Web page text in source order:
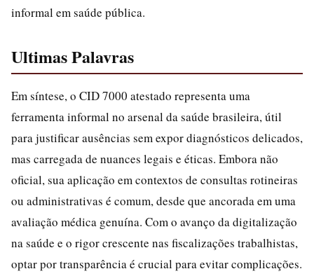
informal em saúde pública.
Ultimas Palavras
Em síntese, o CID 7000 atestado representa uma
ferramenta informal no arsenal da saúde brasileira, útil
para justificar ausências sem expor diagnósticos delicados,
mas carregada de nuances legais e éticas. Embora não
oficial, sua aplicação em contextos de consultas rotineiras
ou administrativas é comum, desde que ancorada em uma
avaliação médica genuína. Com o avanço da digitalização
na saúde e o rigor crescente nas fiscalizações trabalhistas,
optar por transparência é crucial para evitar complicações.